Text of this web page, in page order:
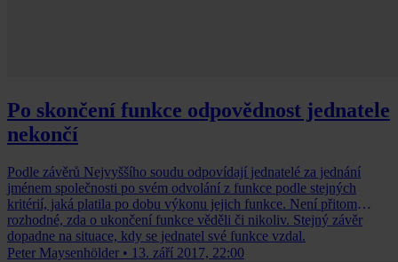
Po skončení funkce odpovědnost jednatele
nekončí
Podle závěrů Nejvyššího soudu odpovídají jednatelé za jednání
jménem společnosti po svém odvolání z funkce podle stejných
kritérií, jaká platila po dobu výkonu jejich funkce. Není přitom
rozhodné, zda o ukončení funkce věděli či nikoliv. Stejný závěr
dopadne na situace, kdy se jednatel své funkce vzdal.
Peter Maysenhölder • 13. září 2017, 22:00